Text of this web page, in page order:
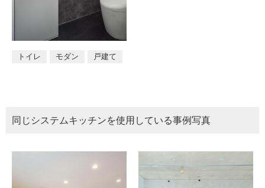
トイレ モダン 戸建て
同じ システムキッチンを使用している事例写真